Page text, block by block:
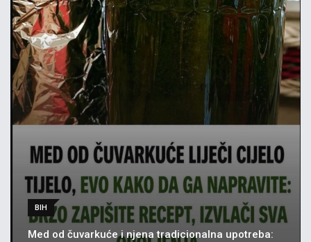
BIH
Med od čuvarkuće i njena tradicionalna upotreba: